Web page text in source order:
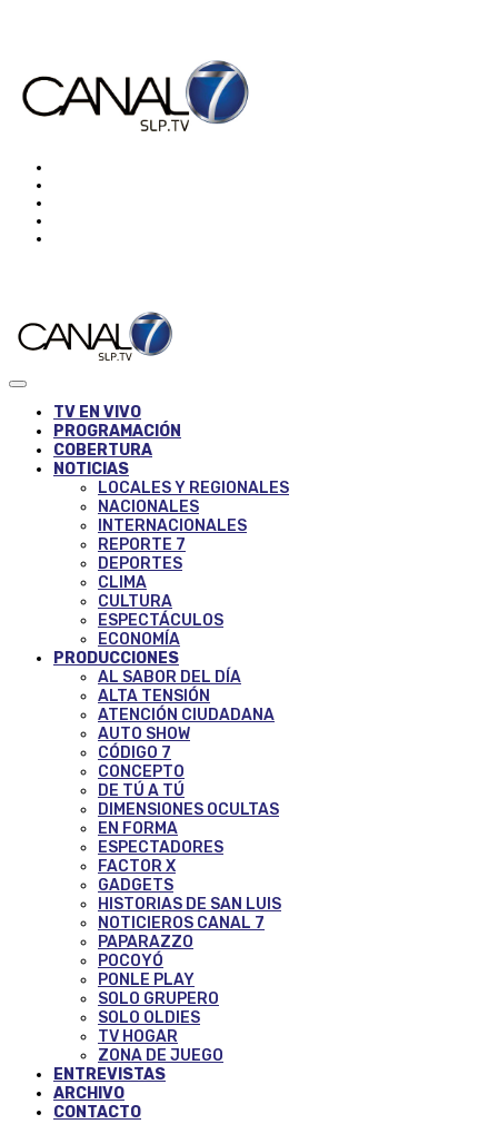
TV EN VIVO
PROGRAMACIÓN
COBERTURA
NOTICIAS
LOCALES Y REGIONALES
NACIONALES
INTERNACIONALES
REPORTE 7
DEPORTES
CLIMA
CULTURA
ESPECTÁCULOS
ECONOMÍA
PRODUCCIONES
AL SABOR DEL DÍA
ALTA TENSIÓN
ATENCIÓN CIUDADANA
AUTO SHOW
CÓDIGO 7
CONCEPTO
DE TÚ A TÚ
DIMENSIONES OCULTAS
EN FORMA
ESPECTADORES
FACTOR X
GADGETS
HISTORIAS DE SAN LUIS
NOTICIEROS CANAL 7
PAPARAZZO
POCOYÓ
PONLE PLAY
SOLO GRUPERO
SOLO OLDIES
TV HOGAR
ZONA DE JUEGO
ENTREVISTAS
ARCHIVO
CONTACTO